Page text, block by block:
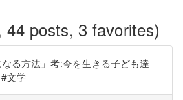
44 posts, 3 favorites)
る方法」考:今を生きる子ども達
文学